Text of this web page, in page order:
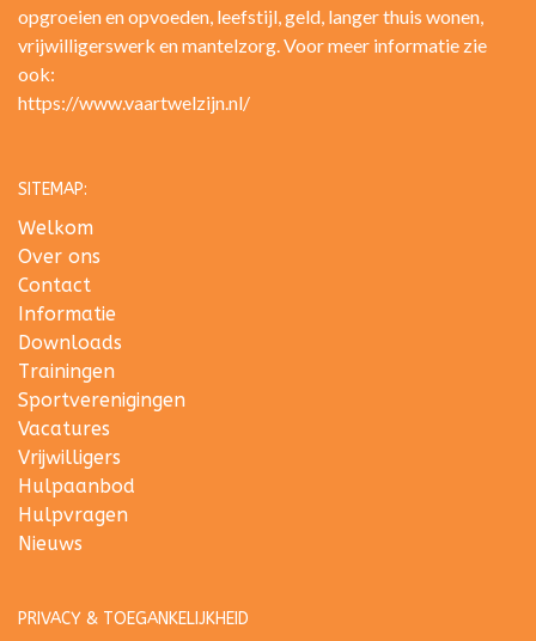
opgroeien en opvoeden, leefstijl, geld, langer thuis wonen,
vrijwilligerswerk en mantelzorg. Voor meer informatie zie
ook:
https://www.vaartwelzijn.nl/
SITEMAP:
Welkom
Over ons
Contact
Informatie
Downloads
Trainingen
Sportverenigingen
Vacatures
Vrijwilligers
Hulpaanbod
Hulpvragen
Nieuws
PRIVACY & TOEGANKELIJKHEID